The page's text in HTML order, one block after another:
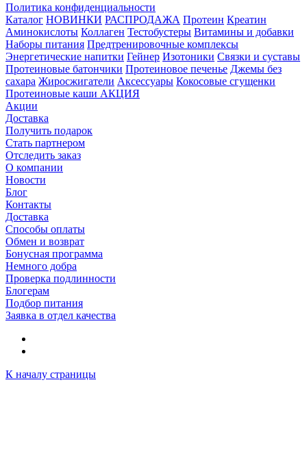
Политика конфиденциальности
Каталог НОВИНКИ РАСПРОДАЖА Протеин Креатин
Аминокислоты Коллаген Тестобустеры Витамины и добавки
Наборы питания Предтренировочные комплексы
Энергетические напитки Гейнер Изотоники Связки и суставы
Протеиновые батончики Протеиновое печенье Джемы без
сахара Жиросжигатели Аксессуары Кокосовые сгущенки
Протеиновые каши АКЦИЯ
Акции
Доставка
Получить подарок
Стать партнером
Отследить заказ
О компании
Новости
Блог
Контакты
Доставка
Способы оплаты
Обмен и возврат
Бонусная программа
Немного добра
Проверка подлинности
Блогерам
Подбор питания
Заявка в отдел качества
К началу страницы